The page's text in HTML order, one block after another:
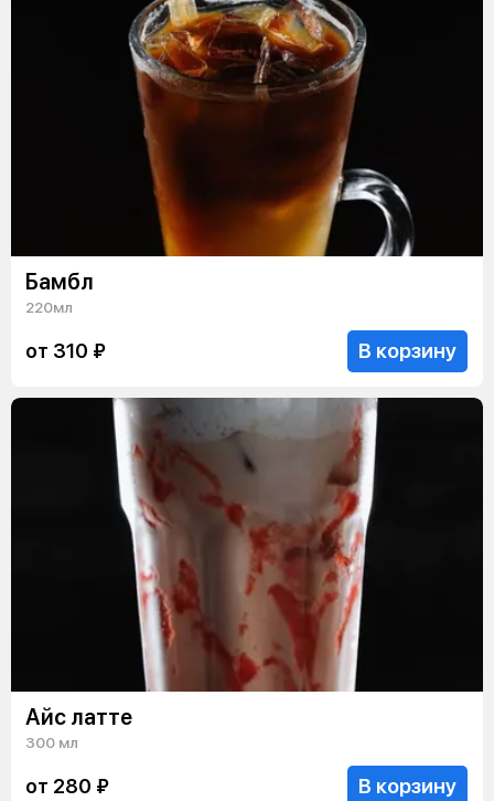
Бамбл
220мл
от 310 ₽ В корзину
Айс латте
300 мл
от 280 ₽ В корзину